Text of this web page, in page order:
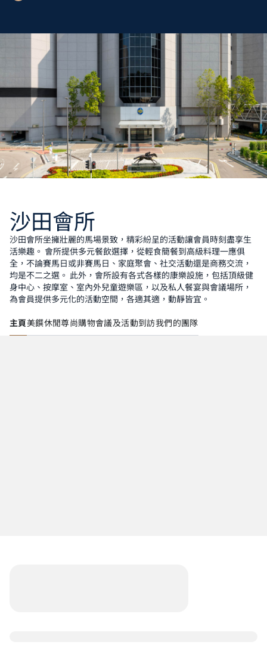
沙田會所
沙田會所坐擁壯麗的馬場景致，精彩紛呈的活動讓會員時刻盡享生
活樂趣。 會所提供多元餐飲選擇，從輕食簡餐到高級料理一應俱
全，不論賽馬日或非賽馬日、家庭聚會、社交活動還是商務交流，
均是不二之選。 此外，會所設有各式各樣的康樂設施，包括頂級健
身中心、按摩室、室內外兒童遊樂區，以及私人餐宴與會議場所，
為會員提供多元化的活動空間，各適其適，動靜皆宜。
主頁美饌休閒尊尚購物會議及活動到訪我們的團隊